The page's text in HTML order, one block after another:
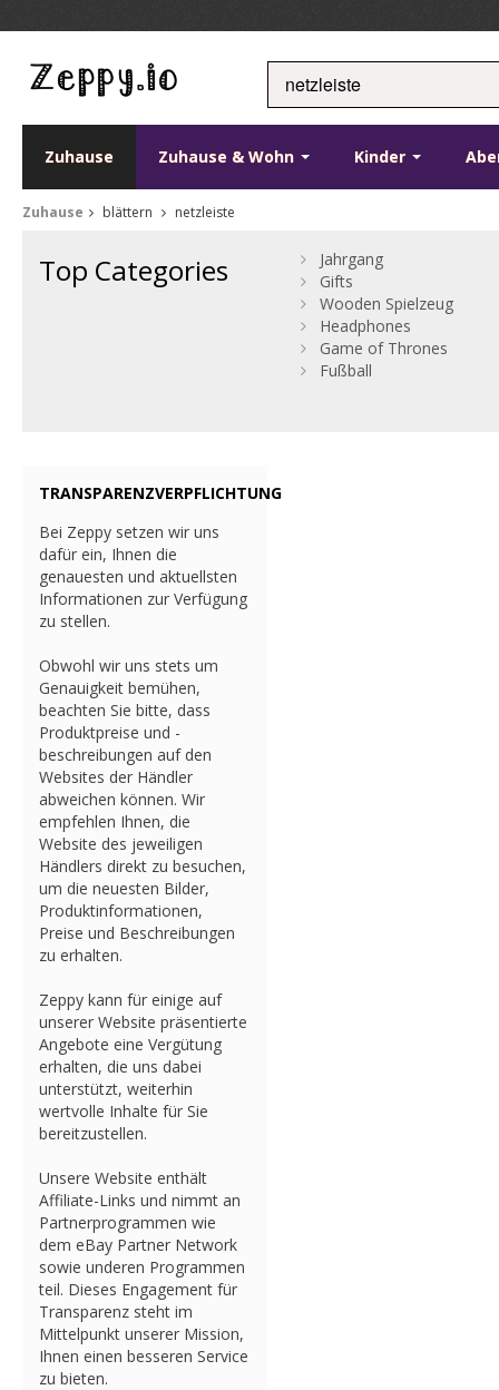
Zuhause Zuhause & Wohn Kinder
Zuhause blättern netzleiste
Top Categories
Jahrgang
Gifts
Wooden Spielzeug
Headphones
Game of Thrones
Fußball
TRANSPARENZVERPFLICHTUNG
Bei Zeppy setzen wir uns
dafür ein, Ihnen die
genauesten und aktuellsten
Informationen zur Verfügung
zu stellen.
Obwohl wir uns stets um
Genauigkeit bemühen,
beachten Sie bitte, dass
Produktpreise und -
beschreibungen auf den
Websites der Händler
abweichen können. Wir
empfehlen Ihnen, die
Website des jeweiligen
Händlers direkt zu besuchen,
um die neuesten Bilder,
Produktinformationen,
Preise und Beschreibungen
zu erhalten.
Zeppy kann für einige auf
unserer Website präsentierte
Angebote eine Vergütung
erhalten, die uns dabei
unterstützt, weiterhin
wertvolle Inhalte für Sie
bereitzustellen.
Unsere Website enthält
Affiliate-Links und nimmt an
Partnerprogrammen wie
dem eBay Partner Network
sowie underen Programmen
teil. Dieses Engagement für
Transparenz steht im
Mittelpunkt unserer Mission,
Ihnen einen besseren Service
zu bieten.